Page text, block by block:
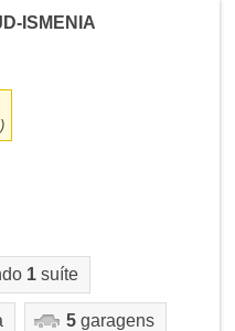
ISMENIA
1suíte
5garagens